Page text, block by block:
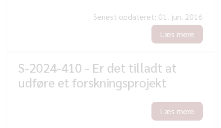
Senest opdateret: 01. jun. 2016
Læs mere
S-2024-410 - Er det tilladt at
udføre et forskningsprojekt
Læs mere